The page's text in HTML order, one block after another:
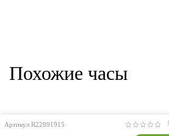
Похожие часы
Артикул R22891915